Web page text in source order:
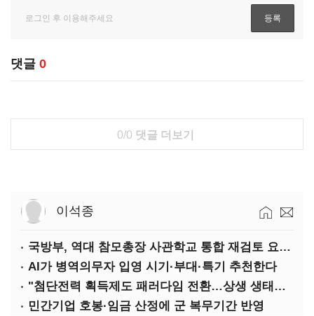
댓글 0
0/0 댓글 더보기
이석종
국방부, 역대 참모총장 사관학교 통합 재검토 요구에 "다양한 의견 수렴해 합리적 시스템 만들 것"
AI가 병역의무자 입영 시기·부대·특기 추천한다
"첨단전력 획득제도 패러다임 전환…상생 생태계 조성해 대체불가 K-방산 도약"
민간기업 호봉·임금 산정에 군 복무기간 반영